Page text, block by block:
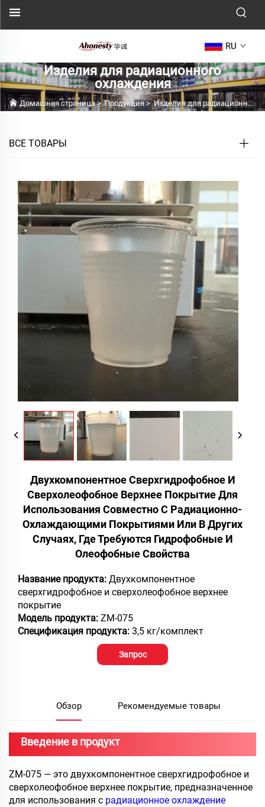
RU
Изделия для радиационного
охлаждения
Домашняя страница>Продукция>Изделия для радиационного охлаждения
ВСЕ ТОВАРЫ
Двухкомпонентное Сверхгидрофобное И
Сверхолеофобное Верхнее Покрытие Для
Использования Совместно С Радиационно-
Охлаждающими Покрытиями Или В Других
Случаях, Где Требуются Гидрофобные И
Олеофобные Свойства
Название продукта: Двухкомпонентное
сверхгидрофобное и сверхолеофобное верхнее
покрытие
Модель продукта: ZM-075
Спецификация продукта: 3,5 кг/комплект
Запрос
Обзор Рекомендуемые товары
Введение в продукт
ZM-075 — это двухкомпонентное сверхгидрофобное и
сверхолеофобное верхнее покрытие, предназначенное
для использования с радиационное охлаждение